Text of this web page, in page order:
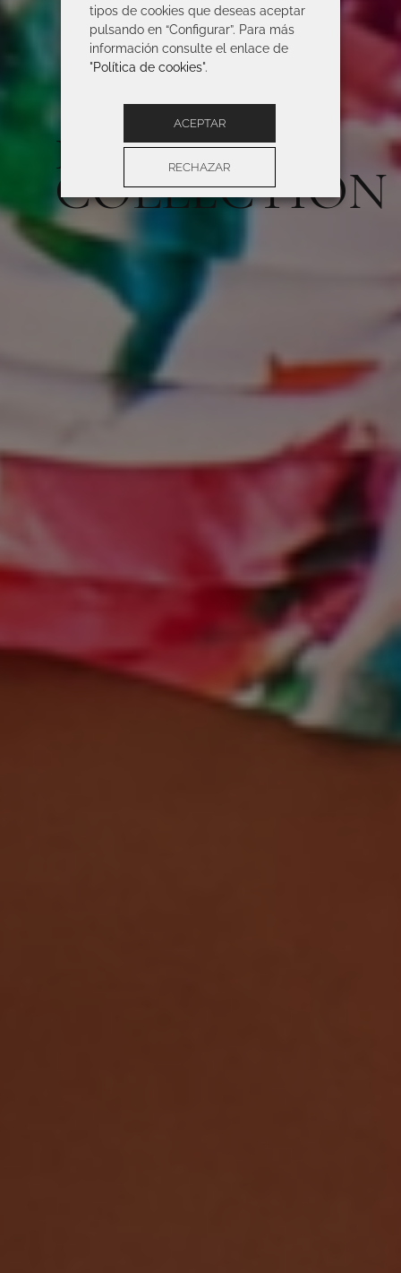
ROIDAL 2026
COLLECTION
tipos de cookies que deseas aceptar
pulsando en “Configurar”. Para más
información consulte el enlace de
"Política de cookies".
ACEPTAR
RECHAZAR